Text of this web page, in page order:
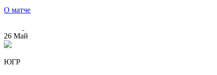
О матче
26 Май
ЮГР